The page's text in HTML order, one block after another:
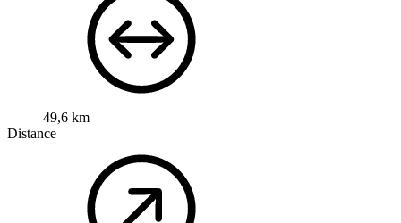
49,6 km
Distance